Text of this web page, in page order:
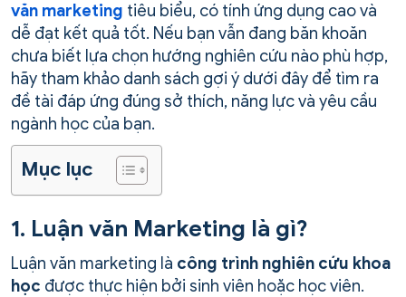
văn marketing tiêu biểu, có tính ứng dụng cao và
dễ đạt kết quả tốt. Nếu bạn vẫn đang băn khoăn
chưa biết lựa chọn hướng nghiên cứu nào phù hợp,
hãy tham khảo danh sách gợi ý dưới đây để tìm ra
đề tài đáp ứng đúng sở thích, năng lực và yêu cầu
ngành học của bạn.
Mục lục
1. Luận văn Marketing là gì?
Luận văn marketing là công trình nghiên cứu khoa
học được thực hiện bởi sinh viên hoặc học viên.